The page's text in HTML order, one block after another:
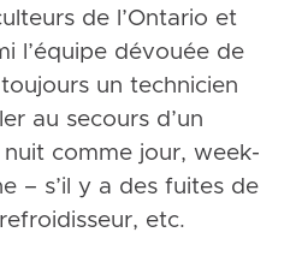
de l’Ontario et
l’équipe dévouée de
un technicien
au secours d’un
comme jour, week-
– s’il y a des fuites de
etc.